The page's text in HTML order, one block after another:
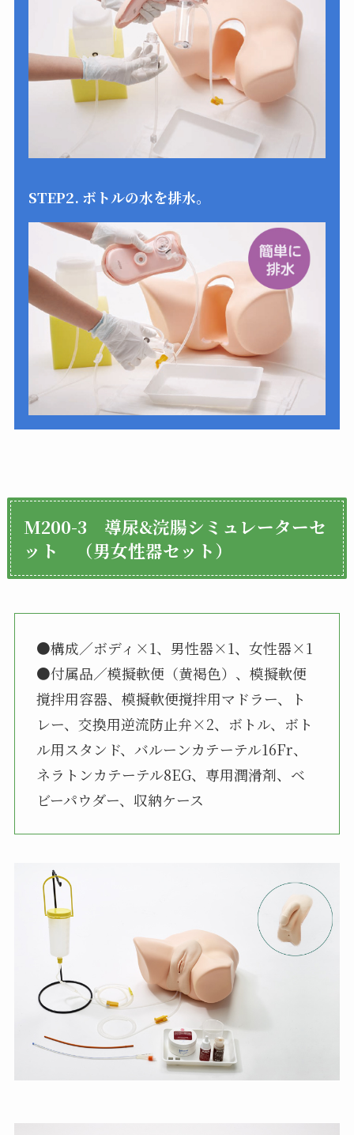
STEP2. ボトルの水を排水。
M200-3 導尿&浣腸シミュレーターセ
ット
（男女性器セット）
●構成／ボディ×1、男性器×1、女性器×1
●付属品／模擬軟便（黄褐色）、模擬軟便
撹拌用容器、模擬軟便撹拌用マドラー、ト
レー、交換用逆流防止弁×2、ボトル、ボト
ル用スタンド、バルーンカテーテル16Fr、
ネラトンカテーテル8EG、専用潤滑剤、ベ
ビーパウダー、収納ケース